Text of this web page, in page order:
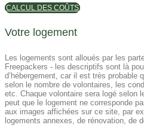
CALCUL DES COÛTS
Votre logement
Les logements sont alloués par les
Freepackers - les descriptifs sont là
d’hébergement, car il est très probable
selon le nombre de volontaires, les
etc. Chaque volontaire sera logé selon
peut que le logement ne corresponde
aux images affichées sur ce site, par
logements annexes, de rénovation, de